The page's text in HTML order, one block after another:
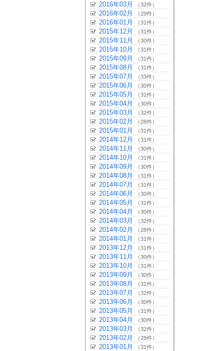
2016年03月 （32件）
2016年02月 （29件）
2016年01月 （31件）
2015年12月 （31件）
2015年11月 （30件）
2015年10月 （31件）
2015年09月 （31件）
2015年08月 （31件）
2015年07月 （33件）
2015年06月 （30件）
2015年05月 （31件）
2015年04月 （30件）
2015年03月 （32件）
2015年02月 （28件）
2015年01月 （31件）
2014年12月 （31件）
2014年11月 （30件）
2014年10月 （31件）
2014年09月 （30件）
2014年08月 （31件）
2014年07月 （31件）
2014年06月 （30件）
2014年05月 （31件）
2014年04月 （30件）
2014年03月 （32件）
2014年02月 （28件）
2014年01月 （31件）
2013年12月 （31件）
2013年11月 （30件）
2013年10月 （31件）
2013年09月 （30件）
2013年08月 （31件）
2013年07月 （32件）
2013年06月 （30件）
2013年05月 （31件）
2013年04月 （30件）
2013年03月 （32件）
2013年02月 （28件）
2013年01月 （31件）